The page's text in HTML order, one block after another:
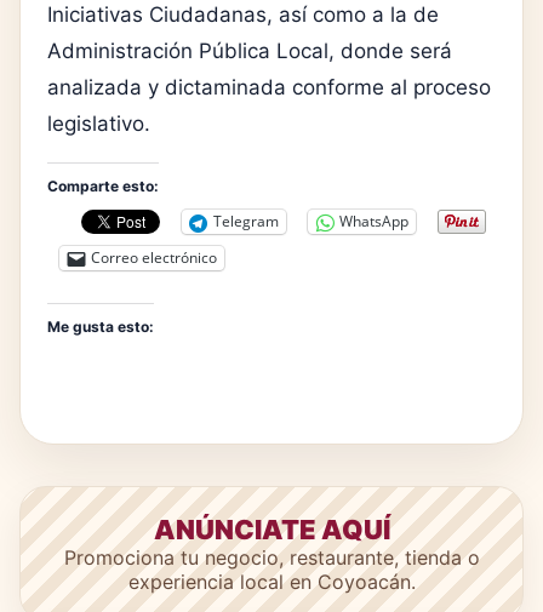
Iniciativas Ciudadanas, así como a la de
Administración Pública Local, donde será
analizada y dictaminada conforme al proceso
legislativo.
Comparte esto:
Telegram
WhatsApp
Correo electrónico
Me gusta esto:
ANÚNCIATE AQUÍ
Promociona tu negocio, restaurante, tienda o
experiencia local en Coyoacán.